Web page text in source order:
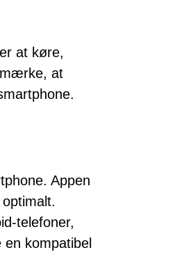
at køre,
at
Appen
telefoner,
kompatibel